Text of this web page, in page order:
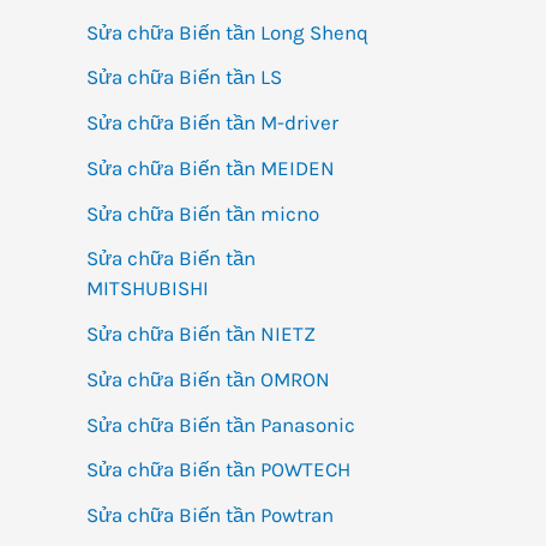
Sửa chữa Biến tần Long Shenq
Sửa chữa Biến tần LS
Sửa chữa Biến tần M-driver
Sửa chữa Biến tần MEIDEN
Sửa chữa Biến tần micno
Sửa chữa Biến tần
MITSHUBISHI
Sửa chữa Biến tần NIETZ
Sửa chữa Biến tần OMRON
Sửa chữa Biến tần Panasonic
Sửa chữa Biến tần POWTECH
Sửa chữa Biến tần Powtran